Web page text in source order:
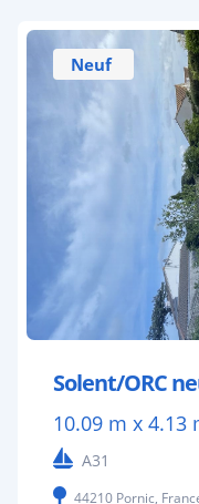
Neuf
Solent/ORC
10.09 m x 4.13
A31
44210 Pornic,